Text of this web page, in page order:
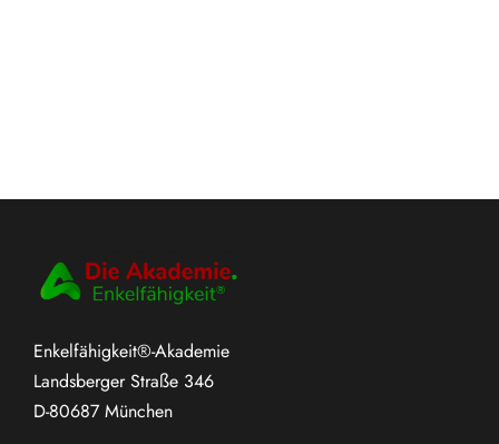
Enkelfähigkeit®-Akademie
Landsberger Straße 346
D-80687 München